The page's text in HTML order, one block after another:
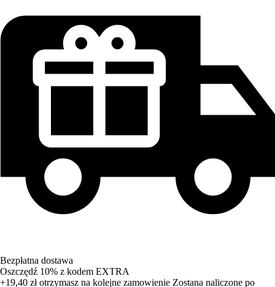
Bezpłatna dostawa
Oszczędź 10% z kodem EXTRA
+19,40 złotrzymasz na kolejne zamowienie Zostana naliczone po